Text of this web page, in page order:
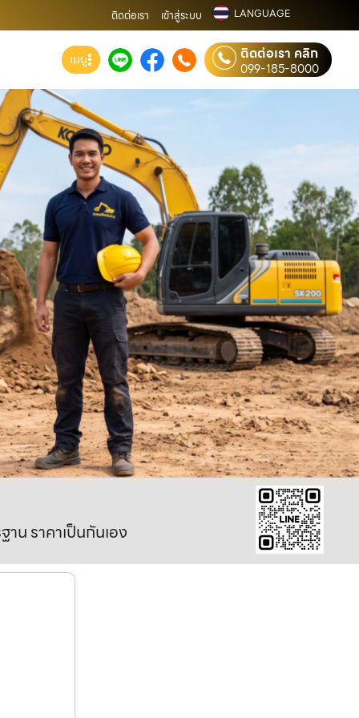
ติดต่อเรา เข้าสู่ระบบ LANGUAGE
เมนู ติดต่อเรา คลิก
099-185-8000
น ราคาเป็นกันเอง